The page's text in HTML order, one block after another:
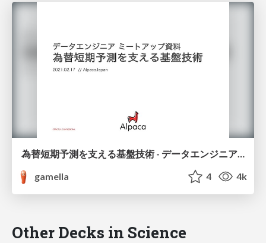
為替短期予測を支える基盤技術 - データエンジニアミーティング資料
gamella
4 4k
Other Decks in Science